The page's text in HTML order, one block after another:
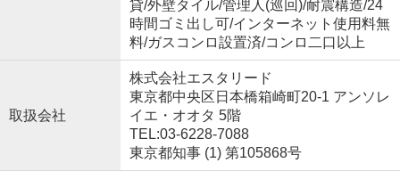
貸/外壁タイル/管理人(巡回)/耐震構造/24
時間ゴミ出し可/インターネット使用料無
料/ガスコンロ設置済/コンロ二口以上
取扱会社
株式会社エスタリード
東京都中央区日本橋箱崎町20-1 アンソレ
イエ・オオタ 5階
TEL:03-6228-7088
東京都知事 (1) 第105868号